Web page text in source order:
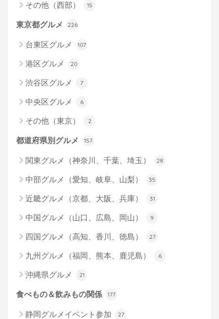
その他（西部） 15
東京都グルメ 226
台東区グルメ 107
港区グルメ 20
渋谷区グルメ 7
中央区グルメ 6
その他（東京） 2
都道府県別グルメ 157
関東グルメ（神奈川、千葉、埼玉） 28
中部グルメ（愛知、岐阜、山梨） 35
近畿グルメ（京都、大阪、兵庫） 31
中国グルメ（山口、広島、岡山） 9
四国グルメ（高知、香川、徳島） 27
九州グルメ（福岡、熊本、鹿児島） 6
沖縄県グルメ 21
食べもの＆飲みもの関係 177
静岡グルメイベント参加 27